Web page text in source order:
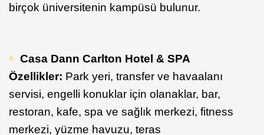
birçok üniversitenin kampüsü bulunur.
Casa Dann Carlton Hotel & SPA
Özellikler: Park yeri, transfer ve havaalanı
servisi, engelli konuklar için olanaklar, bar,
restoran, kafe, spa ve sağlık merkezi, fitness
merkezi, yüzme havuzu, teras